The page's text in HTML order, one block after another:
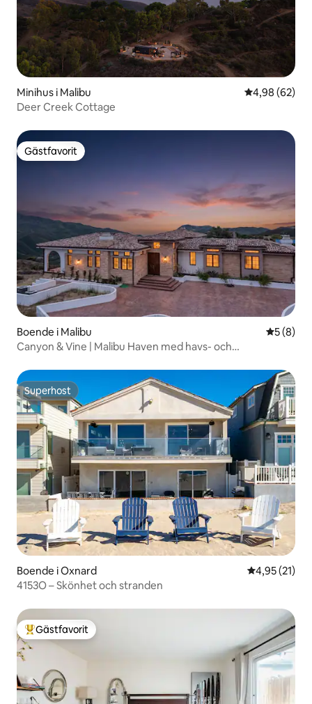
Minihus i Malibu 4,98 av 5 i
4,98 (62)
Deer Creek Cottage
Gästfavorit
Gästfavorit
Boende i Malibu 5 av 5 i
5 (8)
Canyon & Vine | Malibu Haven med havs- och
Superhost
Superhost
Boende i Oxnard 4,95 av 5 i
4,95 (21)
4153O – Skönhet och stranden
Populär gästfavorit
Gästfavorit